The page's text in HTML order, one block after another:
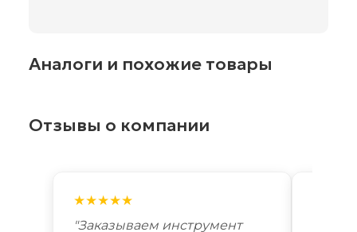
Аналоги и похожие товары
Отзывы о компании
★★★★★
"Заказываем инструмент